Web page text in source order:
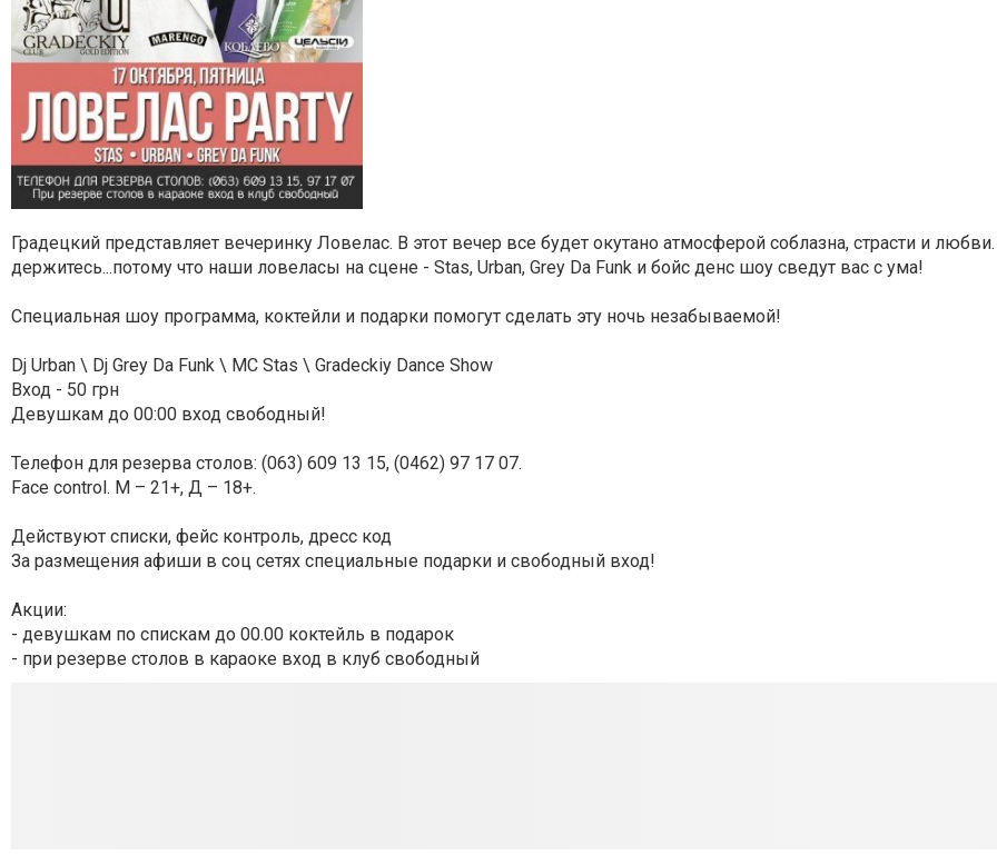
Градецкий представляет вечеринку Ловелас. В этот вечер все будет окутано атмосферой соблазна, страсти и
держитесь...потому что наши ловеласы на сцене - Stas, Urban, Grey Da Funk и бойс денс шоу сведут вас с ума!
Специальная шоу программа, коктейли и подарки помогут сделать эту ночь незабываемой!
Dj Urban \ Dj Grey Da Funk \ MC Stas \ Gradeckiy Dance Show
Вход - 50 грн
Девушкам до 00:00 вход свободный!
Телефон для резерва столов: (063) 609 13 15, (0462) 97 17 07.
Face control. М – 21+, Д – 18+.
Действуют списки, фейс контроль, дресс код
За размещения афиши в соц сетях специальные подарки и свободный вход!
Акции:
- девушкам по спискам до 00.00 коктейль в подарок
- при резерве столов в караоке вход в клуб свободный